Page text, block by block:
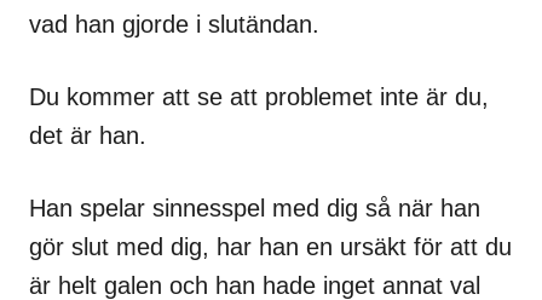
vad han gjorde i slutändan.
Du kommer att se att problemet inte är du,
det är han.
Han spelar sinnesspel med dig så när han
gör slut med dig, har han en ursäkt för att du
är helt galen och han hade inget annat val